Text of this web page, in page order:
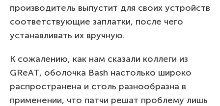
производитель выпустит для своих устройств
соответствующие заплатки, после чего
устанавливать их вручную.
К сожалению, как нам сказали коллеги из
GReAT, оболочка Bash настолько широко
распространена и столь разнообразна в
применении, что патчи решат проблему лишь